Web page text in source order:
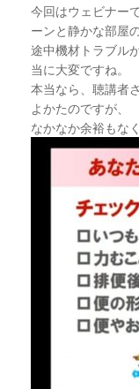
今回はウェビナー
ーンと静かな部屋
途中機材トラブル
当に大変ですね。
本当なら、聴講者
よかたのですが、
なかなか余裕もな